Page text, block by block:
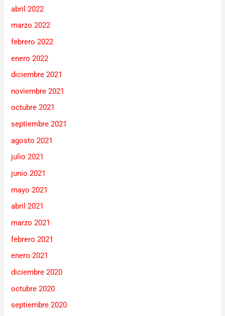
abril 2022
marzo 2022
febrero 2022
enero 2022
diciembre 2021
noviembre 2021
octubre 2021
septiembre 2021
agosto 2021
julio 2021
junio 2021
mayo 2021
abril 2021
marzo 2021
febrero 2021
enero 2021
diciembre 2020
octubre 2020
septiembre 2020